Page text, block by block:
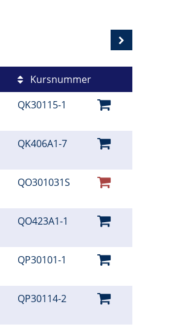
Kursnummer
QK30115-1
QK406A1-7
QO301031S
QO423A1-1
QP30101-1
QP30114-2